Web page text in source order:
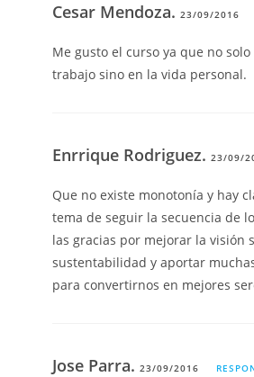
Cesar Mendoza.23/09/2016
Me gusto el curso ya que no
trabajo sino en la vida personal.
Enrrique Rodriguez.23/09/
Que no existe monotonía y hay
tema de seguir la secuencia de
las gracias por mejorar la visión
sustentabilidad y aportar
para convertirnos en mejores
Jose Parra.23/09/2016